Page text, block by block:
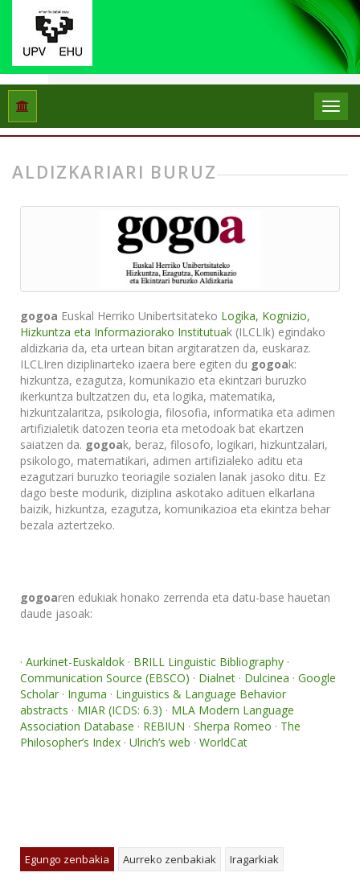
Hasiera
ALDIZKARIARI BURUZ
gogoa Euskal Herriko Unibertsitateko Logika, Kognizio,
Hizkuntza eta Informaziorako Institutuak (ILCLIk) egindako
aldizkaria da, eta urtean bitan argitaratzen da, euskaraz.
ILCLIren diziplinarteko izaera bere egiten du gogoak:
hizkuntza, ezagutza, komunikazio eta ekintzari buruzko
ikerkuntza bultzatzen du, eta logika, matematika,
hizkuntzalaritza, psikologia, filosofia, informatika eta adimen
artifizialetik datozen teoria eta metodoak bat ekartzen
saiatzen da. gogoak, beraz, filosofo, logikari, hizkuntzalari,
psikologo, matematikari, adimen artifizialeko aditu eta
ezagutzari buruzko teoriagile sozialen lanak jasoko ditu. Ez
dago beste modurik, diziplina askotako adituen elkarlana
baizik, hizkuntza, ezagutza, komunikazioa eta ekintza behar
bezala aztertzeko.
gogoaren edukiak honako zerrenda eta datu-base hauetan
daude jasoak:
· Aurkinet-Euskaldok · BRILL Linguistic Bibliography ·
Communication Source (EBSCO) · Dialnet · Dulcinea · Google
Scholar · Inguma · Linguistics & Language Behavior
abstracts · MIAR (ICDS: 6.3) · MLA Modern Language
Association Database · REBIUN · Sherpa Romeo · The
Philosopher’s Index · Ulrich’s web · WorldCat
Egungo zenbakia Aurreko zenbakiak Iragarkiak